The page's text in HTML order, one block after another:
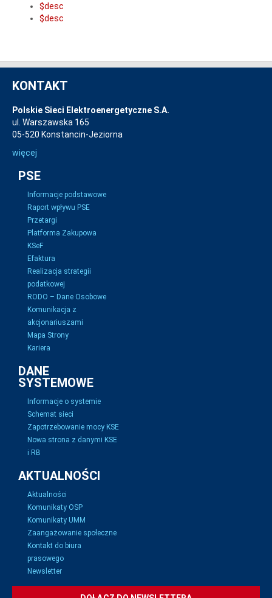
$desc
$desc
KONTAKT
Polskie Sieci Elektroenergetyczne S.A.
ul. Warszawska 165
05-520 Konstancin-Jeziorna
więcej
PSE
Informacje podstawowe
Raport wpływu PSE
Przetargi
Platforma Zakupowa
KSeF
Efaktura
Realizacja strategii
podatkowej
RODO – Dane Osobowe
Komunikacja z
akcjonariuszami
Mapa Strony
Kariera
DANE
SYSTEMOWE
Informacje o systemie
Schemat sieci
Zapotrzebowanie mocy KSE
Nowa strona z danymi KSE
i RB
AKTUALNOŚCI
Aktualności
Komunikaty OSP
Komunikaty UMM
Zaangażowanie społeczne
Kontakt do biura
prasowego
Newsletter